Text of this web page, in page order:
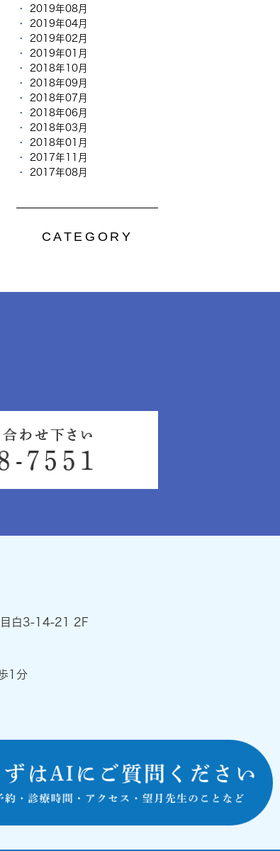
2019年08月
2019年04月
2019年02月
2019年01月
2018年10月
2018年09月
2018年07月
2018年06月
2018年03月
2018年01月
2017年11月
2017年08月
CATEGORY
白3-14-21 2F
1分